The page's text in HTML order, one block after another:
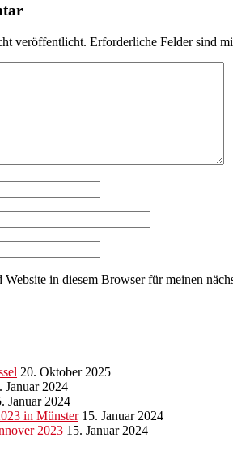
veröffentlicht. Erforderliche Felder sind
in diesem Browser für meinen
20. Oktober 2025
Januar 2024
Januar 2024
in Münster 15. Januar 2024
2023 15. Januar 2024